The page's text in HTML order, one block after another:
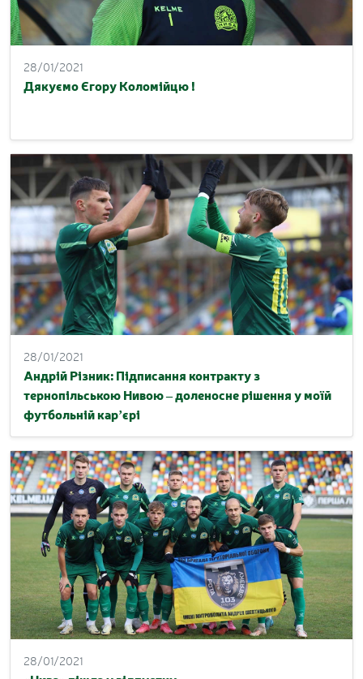
28/01/2021
Дякуємо Єгору Коломійцю !
28/01/2021
Андрій Різник: Підписання контракту з
тернопільською Нивою – доленосне рішення у моїй
футбольній кар’єрі
28/01/2021